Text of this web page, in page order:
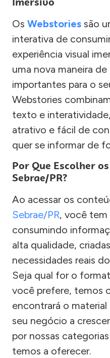
Os Webstories são
interativa de
experiência visual
uma nova maneira
importantes para o
Webstories
texto e
atrativo e fácil de
quer se informar de
Por Que Escolher
Sebrae/PR?
Ao acessar os
Sebrae/PR, você tem
consumindo
alta qualidade,
necessidades reais
Seja qual for o
você prefere, temos
encontrará o
seu negócio a
por nossas
temos a oferecer.